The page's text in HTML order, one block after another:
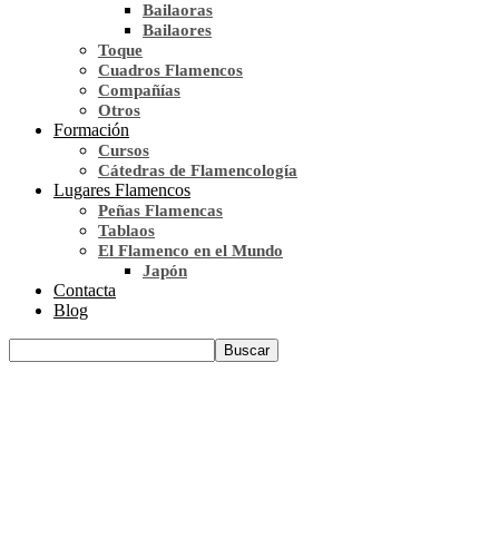
Bailaoras
Bailaores
Toque
Cuadros Flamencos
Compañías
Otros
Formación
Cursos
Cátedras de Flamencología
Lugares Flamencos
Peñas Flamencas
Tablaos
El Flamenco en el Mundo
Japón
Contacta
Blog